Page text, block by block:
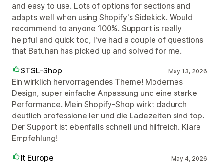
and easy to use. Lots of options for sections and
adapts well when using Shopify's Sidekick. Would
recommend to anyone 100%. Support is really
helpful and quick too, I've had a couple of questions
that Batuhan has picked up and solved for me.
STSL-Shop
May 13, 2026
Ein wirklich hervorragendes Theme! Modernes
Design, super einfache Anpassung und eine starke
Performance. Mein Shopify-Shop wirkt dadurch
deutlich professioneller und die Ladezeiten sind top.
Der Support ist ebenfalls schnell und hilfreich. Klare
Empfehlung!
It Europe
May 4, 2026